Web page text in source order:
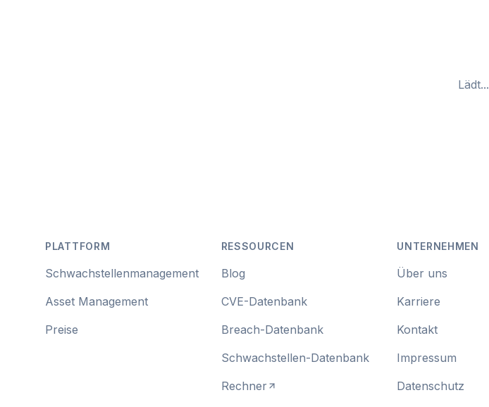
Lädt...
PLATTFORM
Schwachstellenmanagement
Asset Management
Preise
RESSOURCEN
Blog
CVE-Datenbank
Breach-Datenbank
Schwachstellen-Datenbank
Rechner
UNTERNEHMEN
Über uns
Karriere
Kontakt
Impressum
Datenschutz